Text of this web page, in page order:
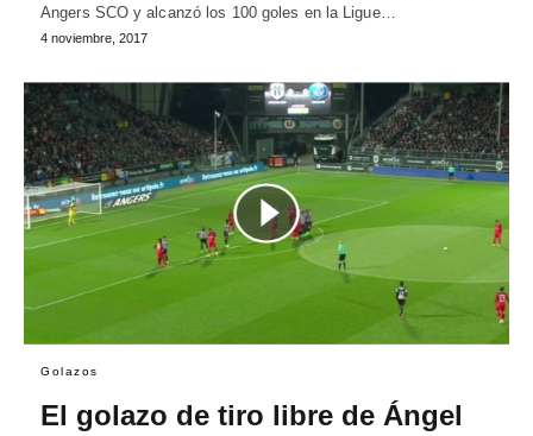
Angers SCO y alcanzó los 100 goles en la Ligue…
4 noviembre, 2017
Golazos
El golazo de tiro libre de Ángel